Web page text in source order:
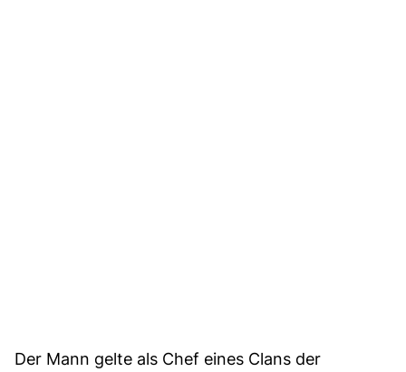
Der Mann gelte als Chef eines Clans der